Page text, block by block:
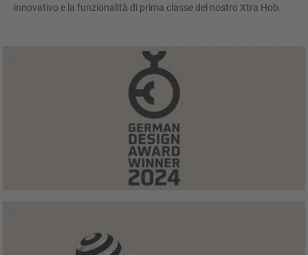
innovativo e la funzionalità di prima classe del nostro Xtra Hob.